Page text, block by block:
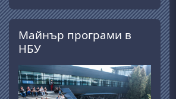
Skip Майнър програми в НБУ
Майнър програми в
НБУ